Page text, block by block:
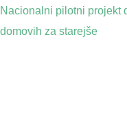
Nacionalni pilotni projekt
domovih za starejše